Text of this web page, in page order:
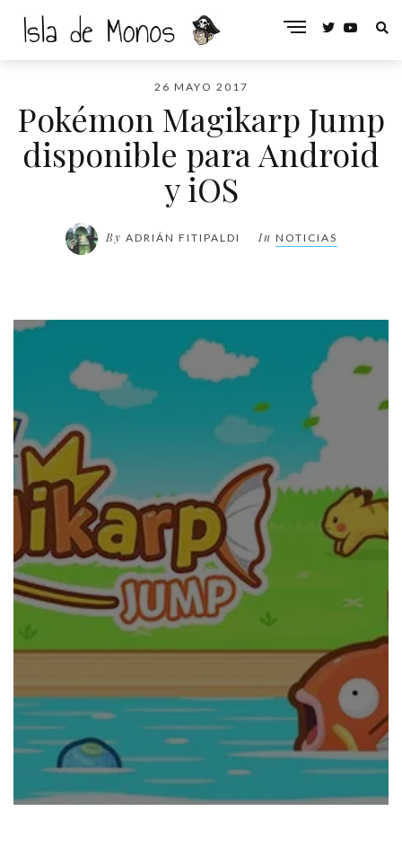
26 MAYO 2017
Pokémon Magikarp Jump
disponible para Android
y iOS
By ADRIÁN FITIPALDI In NOTICIAS